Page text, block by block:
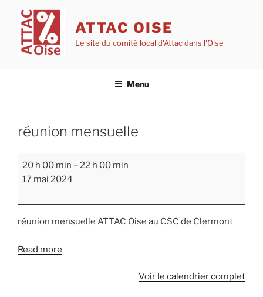
contenu
principal
ATTAC OISE
Le site du comité local d'Attac dans l'Oise
Menu
réunion mensuelle
réunion
mensuelle
20 h 00 min –22 h 00 min
17 mai 2024
réunion mensuelle ATTAC Oise au CSC de Clermont
Read more
Voir le calendrier complet